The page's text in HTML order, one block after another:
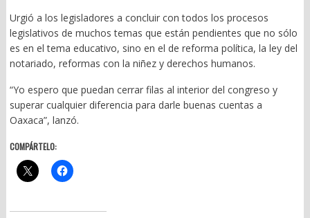
Urgió a los legisladores a concluir con todos los procesos
legislativos de muchos temas que están pendientes que no sólo
es en el tema educativo, sino en el de reforma política, la ley del
notariado, reformas con la niñez y derechos humanos.
“Yo espero que puedan cerrar filas al interior del congreso y
superar cualquier diferencia para darle buenas cuentas a
Oaxaca”, lanzó.
COMPÁRTELO: